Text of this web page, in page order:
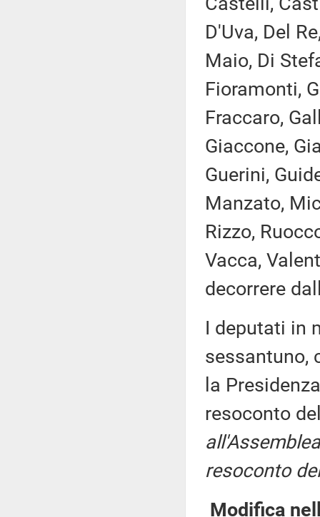
D'Uva, Del
Maio, Di
Fioramonti,
Fraccaro,
Giaccone,
Guerini,
Manzato,
Rizzo,
Vacca,
decorrere
I deputati in
sessantuno,
la
resoconto
resoconto
Modifica